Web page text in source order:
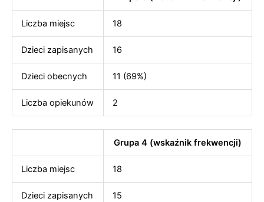
Liczba miejsc 18
Dzieci zapisanych 16
Dzieci obecnych 11 (69%)
Liczba opiekunów 2
Grupa 4 (wskaźnik frekwencji)
Liczba miejsc 18
Dzieci zapisanych 15